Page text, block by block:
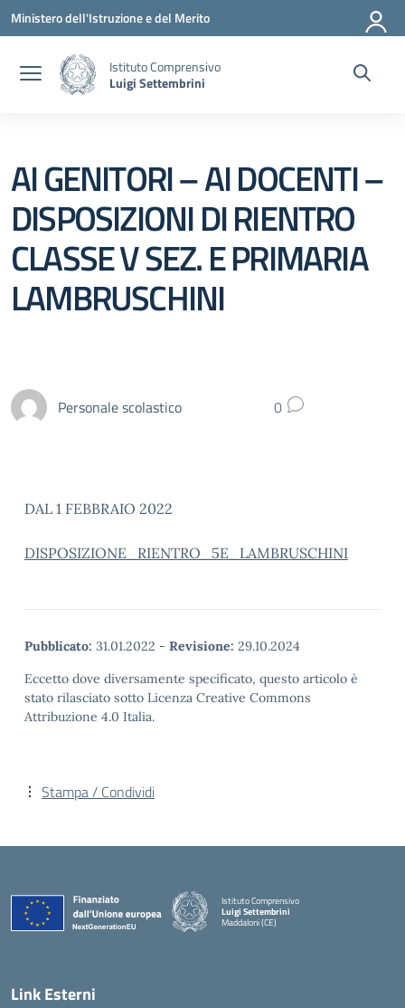
Vai ai contenuti
Vai al menu di navigazione
Vai al footer
Ministero dell'Istruzione e del Merito
Istituto Comprensivo
Luigi Settembrini
AI GENITORI – AI DOCENTI –
DISPOSIZIONI DI RIENTRO
CLASSE V SEZ. E PRIMARIA
LAMBRUSCHINI
Personale scolastico 0
DAL 1 FEBBRAIO 2022
DISPOSIZIONE_RIENTRO_5E_LAMBRUSCHINI
Pubblicato: 31.01.2022 - Revisione: 29.10.2024
Eccetto dove diversamente specificato, questo articolo è
stato rilasciato sotto Licenza Creative Commons
Attribuzione 4.0 Italia.
Stampa / Condividi
Istituto Comprensivo
Luigi Settembrini
Maddaloni (CE)
Link Esterni